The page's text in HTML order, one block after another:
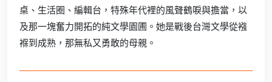
桌、生活圈、編輯台，特殊年代裡的風聲鶴唳與擔當，以
及那一塊奮力開拓的純文學園圃。她是戰後台灣文學從襁
褓到成熟，那無私又勇敢的母親。